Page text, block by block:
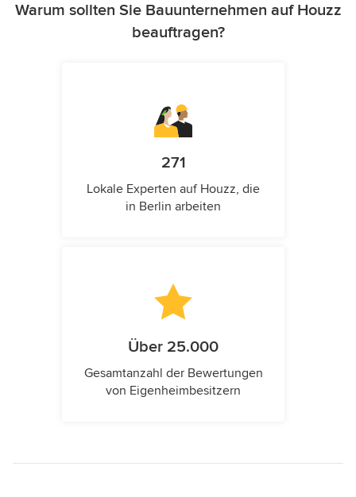
Warum sollten Sie Bauunternehmen auf Houzz
beauftragen?
271
Lokale Experten auf Houzz, die
in Berlin arbeiten
Über 25.000
Gesamtanzahl der Bewertungen
von Eigenheimbesitzern